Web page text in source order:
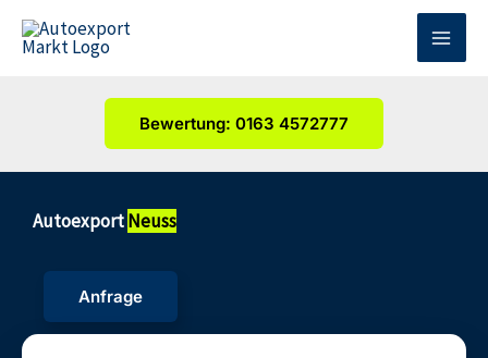
Zum
Inhalt
Bewertung: 0163 4572777
AutoexportNeuss
Anfrage